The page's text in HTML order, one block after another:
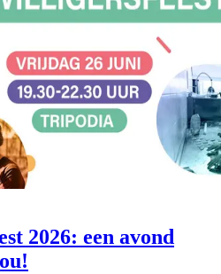
2026: een avond